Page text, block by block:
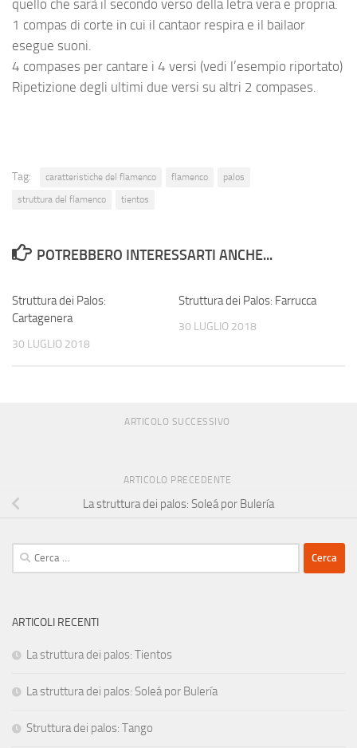
quello che sarà il secondo verso della letra vera e propria.
1 compas di corte in cui il cantaor respira e il bailaor
esegue suoni.
4 compases per cantare i 4 versi (vedi l’esempio riportato)
Ripetizione degli ultimi due versi su altri 2 compases.
Tag: caratteristiche del flamenco flamenco
palos
struttura del flamenco
tientos
POTREBBERO INTERESSARTI ANCHE...
Struttura dei Palos:
Cartagenera
30 LUGLIO 2018
Struttura dei Palos: Farrucca
30 LUGLIO 2018
ARTICOLO SUCCESSIVO
ARTICOLO PRECEDENTE
La struttura dei palos: Soleá por Bulería
Ricerca
per:
ARTICOLI RECENTI
La struttura dei palos: Tientos
La struttura dei palos: Soleá por Bulería
Struttura dei palos: Tango